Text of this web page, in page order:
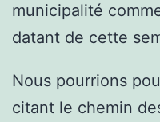
municipalité
datant de cette
Nous pourrions
citant le chemin